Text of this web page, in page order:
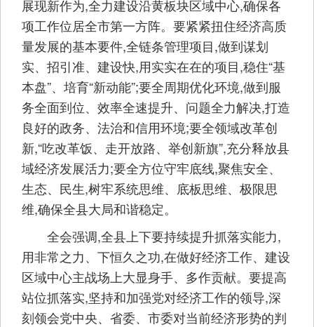
展现新作为,全力建设沿黄板块区域中心,确保各
项工作位居全市第一方阵。要紧紧扭住经济高质
量发展的基本要件,全链条管理项目,做到谋划
实、招引准、建设快,用实实在在的项目,稳住“基
本盘”、培育“新动能”;要全周期优化环境,做到服
务全面到位、效率全速提升、问题全力解决,打造
良好的政务、法治和信用环境;要全领域改革创
新,“吃改革饭、走开放路、举创新旗”,充分释放县
域经济发展活力;要全方位守牢底线,聚焦安全、
生态、民生,树牢系统思维、底板思维、极限思
维,确保全县大局和谐稳定。
全会强调,全县上下要持续提升抓落实能力,
用非常之力、下恒久之功,在做好经济工作、建设
区域中心主战场上大显身手、多作贡献。要提高
站位抓落实,坚持和加强党对经济工作的领导,深
刻领会党中央、省委、市委对当前经济形势的判